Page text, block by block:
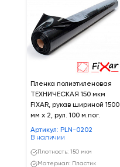
Пленка полиэтиленовая
ТЕХНИЧЕСКАЯ 150 мкм
FIXAR, рукав шириной 1500
мм х 2, рул. 100 м.пог.
Артикул: PLN-0202
В наличии
Плотность: 150 мкм
Материал: Пластик